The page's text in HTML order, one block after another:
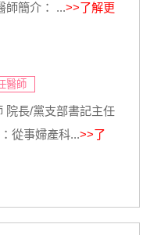
師簡介： ...>>了解更
醫師
院長/黨支部書記主任
從事婦產科...>>了